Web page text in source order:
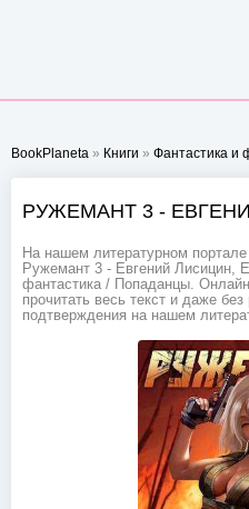
BookPlaneta » Книги » Фантастика и
РУЖЕМАНТ 3 -
На нашем литературном
Ружемант 3 - Евгений Лисицин,
фантастика / Попаданцы.
прочитать весь текст и даже
подтверждения на нашем